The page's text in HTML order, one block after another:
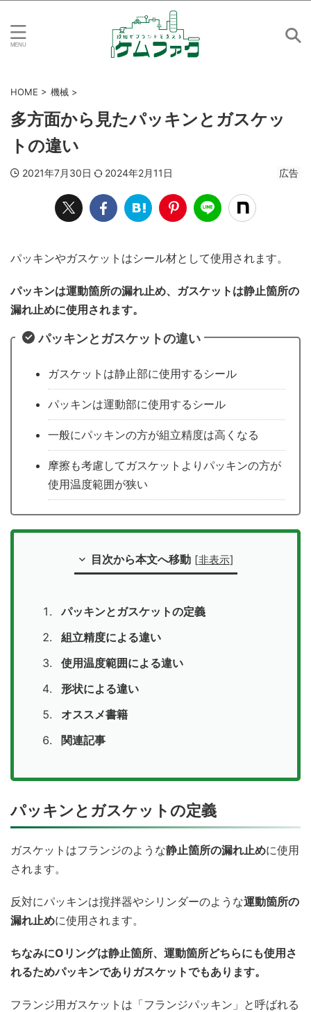
HOME > 機械 >
多方面から見たパッキンとガスケッ
トの違い
2021年7月30日 2024年2月11日 広告
パッキンやガスケットはシール材として使用されます。
パッキンは運動箇所の漏れ止め、ガスケットは静止箇所の
漏れ止めに使用されます。
パッキンとガスケットの違い
ガスケットは静止部に使用するシール
パッキンは運動部に使用するシール
一般にパッキンの方が組立精度は高くなる
摩擦も考慮してガスケットよりパッキンの方が
使用温度範囲が狭い
目次から本文へ移動 [非表示]
パッキンとガスケットの定義
組立精度による違い
使用温度範囲による違い
形状による違い
オススメ書籍
関連記事
パッキンとガスケットの定義
ガスケットはフランジのような静止箇所の漏れ止めに使用
されます。
反対にパッキンは撹拌器やシリンダーのような運動箇所の
漏れ止めに使用されます。
ちなみにOリングは静止箇所、運動箇所どちらにも使用さ
れるためパッキンでありガスケットでもあります。
フランジ用ガスケットは「フランジパッキン」と呼ばれる